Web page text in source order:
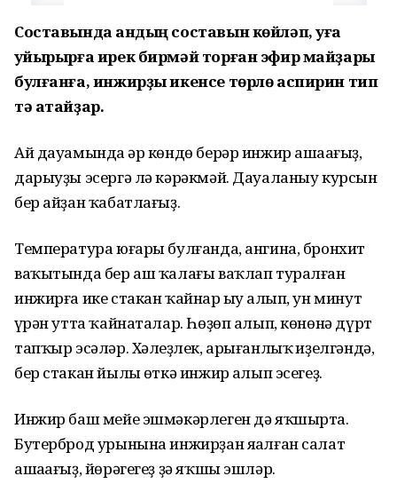
Составында ҡандың составын көйләп, уға
ҡуйырырға ирек бирмәй торған эфир майҙары
булғанға, инжирҙы икенсе төрлө аспирин тип
тә атайҙар.
Ай дауамында һәр көндө берәр инжир ашаһағыҙ,
дарыуҙы эсергә лә кәрәкмәй. Дауаланыу курсын
бер айҙан ҡабатлағыҙ.
Температура юғары булғанда, ангина, бронхит
ваҡытында бер аш ҡалағы ваҡлап туралған
инжирға ике стакан ҡайнар һыу һалып, ун минут
һүрән утта ҡайнаталар. Һөҙөп алып, көнөнә дүрт
тапҡыр эсәләр. Хәлһеҙлек, арығанлыҡ һиҙелгәндә,
бер стакан йылы һөткә инжир һалып эсегеҙ.
Инжир баш мейе эшмәкәрлеген дә яҡшырта.
Бутерброд урынына инжирҙан яһалған салат
ашаһағыҙ, йөрәгегеҙ ҙә яҡшы эшләр.